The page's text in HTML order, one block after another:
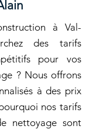
à Val-
des tarifs
pour vos
? Nous offrons
à des prix
nos tarifs
nettoyage sont